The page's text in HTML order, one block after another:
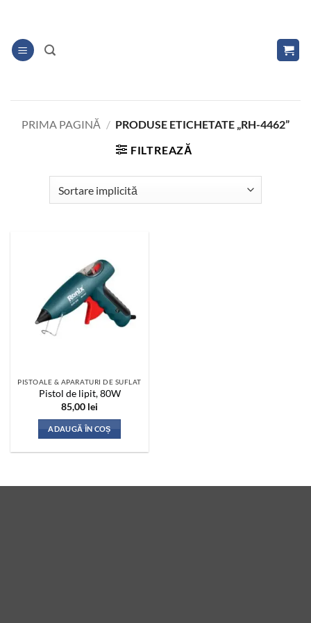
content
PRIMA PAGINĂ / PRODUSE ETICHETATE „RH-4462”
FILTREAZĂ
PISTOALE & APARATURI DE SUFLAT
Pistol de lipit, 80W
85,00 lei
ADAUGĂ ÎN COȘ